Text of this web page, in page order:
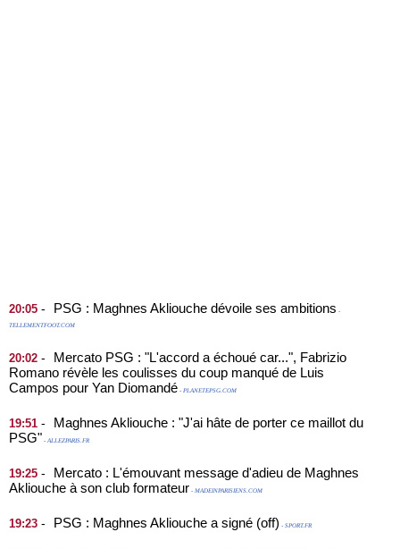
20:05 - PSG : Maghnes Akliouche dévoile ses ambitions -
TELLEMENTFOOT.COM
20:02 -
Mercato PSG : "L'accord a échoué car...", Fabrizio
Romano révèle les coulisses du coup manqué de Luis
Campos pour Yan Diomandé - PLANETEPSG.COM
19:51 -
Maghnes Akliouche : "J'ai hâte de porter ce maillot du
PSG" - ALLEZPARIS.FR
19:25 -
Mercato : L'émouvant message d'adieu de Maghnes
Akliouche à son club formateur - MADEINPARISIENS.COM
19:23 - PSG : Maghnes Akliouche a signé (off) - SPORT.FR